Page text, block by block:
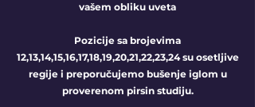
vašem obliku uveta
Pozicije sa brojevima
12,13,14,15,16,17,18,19,20,21,22,23,24 su osetljive
regije i preporučujemo bušenje iglom u
proverenom pirsin studiju.